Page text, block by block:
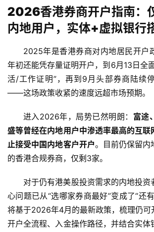
2026香港券商开户指南：
内地用户，实体+虚拟银行
2025年是香港券商对内地居民开户
年初还能凭存量证明开户，到6月13日全
活/工作证明”，再到9月头部券商陆续
——这场政策收紧的速度远超市场预期。
进入2026年，局势已然明朗： 富途
盛等曾经在内地用户中渗透率最高的互联
止接受中国内地客户开户。目前仍保留内
的香港合规券商，仅剩3家。
对于仍有港美股投资需求的内地投资
心问题已从“选哪家券商最好”变成了“还
将基于2026年4月的最新政策，梳理仍可
开户全流程、入金操作路径，并结合实体